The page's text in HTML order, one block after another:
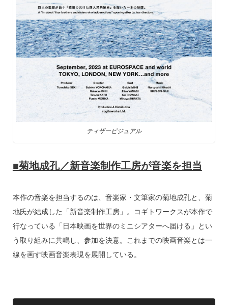
ティザービジュアル
■菊地成孔／新音楽制作工房が音楽を担当
本作の音楽を担当するのは、音楽家・文筆家の菊地成孔と、菊
地氏が結成した「新音楽制作工房」。コギトワークスが本作で
行なっている「日本映画を世界のミニシアターへ届ける」とい
う取り組みに共鳴し、参加を決意。これまでの映画音楽とは一
線を画す映画音楽表現を展開している。